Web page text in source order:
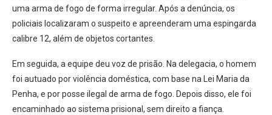
uma arma de fogo de forma irregular. Após a denúncia, os
policiais localizaram o suspeito e apreenderam uma espingarda
calibre 12, além de objetos cortantes.
Em seguida, a equipe deu voz de prisão. Na delegacia, o homem
foi autuado por violência doméstica, com base na Lei Maria da
Penha, e por posse ilegal de arma de fogo. Depois disso, ele foi
encaminhado ao sistema prisional, sem direito a fiança.